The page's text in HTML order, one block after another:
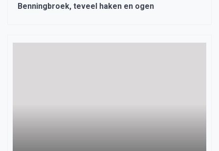
Benningbroek, teveel haken en ogen